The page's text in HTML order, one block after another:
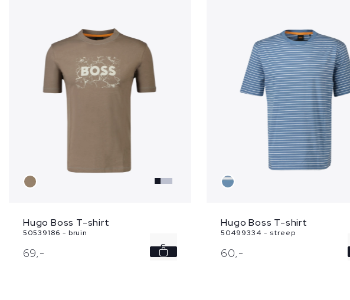
Hugo Boss T-shirt
50539186 - bruin
69,- S
Hugo Boss T-shirt
50499334 - streep
60,-